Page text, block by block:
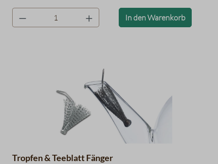
Tsubame“ steht für Qualität.
product.quantityLabel In den Warenkorb
Tropfen & Teeblatt Fänger